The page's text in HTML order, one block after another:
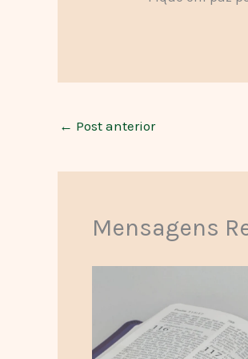
← Post anterior
Mensagens